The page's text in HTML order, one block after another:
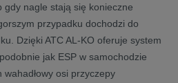
nagle stają się konieczne
przypadku dochodzi do
Dzięki ATC AL-KO oferuje system
jak ESP w samochodzie
osi przyczepy